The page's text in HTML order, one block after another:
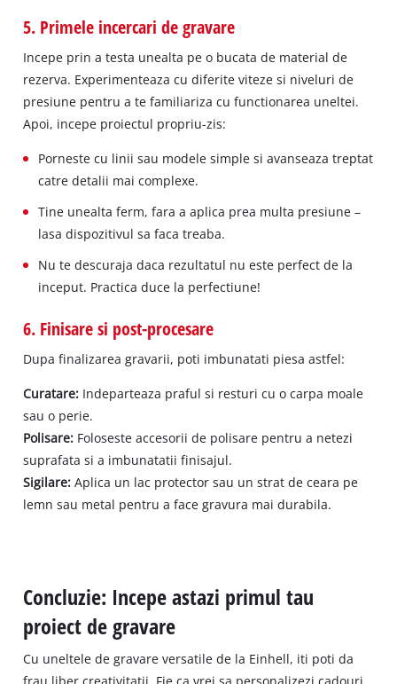
5. Primele incercari de gravare
Incepe prin a testa unealta pe o bucata de material de
rezerva. Experimenteaza cu diferite viteze si niveluri de
presiune pentru a te familiariza cu functionarea uneltei.
Apoi, incepe proiectul propriu-zis:
Porneste cu linii sau modele simple si avanseaza treptat
catre detalii mai complexe.
Tine unealta ferm, fara a aplica prea multa presiune –
lasa dispozitivul sa faca treaba.
Nu te descuraja daca rezultatul nu este perfect de la
inceput. Practica duce la perfectiune!
6. Finisare si post-procesare
Dupa finalizarea gravarii, poti imbunatati piesa astfel:
Curatare: Indeparteaza praful si resturi cu o carpa moale
sau o perie.
Polisare: Foloseste accesorii de polisare pentru a netezi
suprafata si a imbunatatii finisajul.
Sigilare:Aplica un lac protector sau un strat de ceara pe
lemn sau metal pentru a face gravura mai durabila.
Concluzie: Incepe astazi primul tau
proiect de gravare
Cu uneltele de gravare versatile de la Einhell, iti poti da